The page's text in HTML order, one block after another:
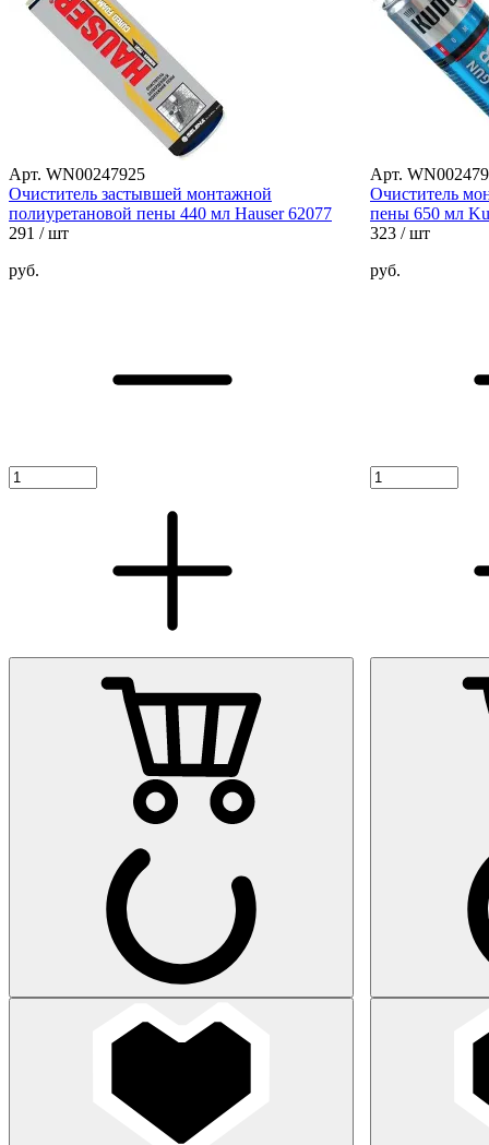
Арт. WN00247925
Очиститель застывшей монтажной
полиуретановой пены 440 мл Hauser 62077
291 / шт
руб.
Арт.
Очиститель
пены 650 мл
323 / шт
руб.